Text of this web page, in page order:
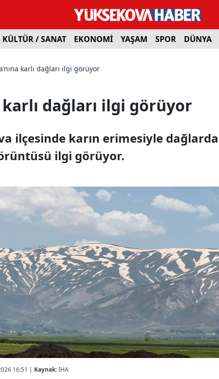
KÜLTÜR / SANAT EKONOMİ YAŞAM SPOR DÜNYA
karlı dağları ilgi görüyor
karlı dağları ilgi görüyor
ilçesinde karın erimesiyle dağlarda
ilgi görüyor.
16:51 | Kaynak:İHA